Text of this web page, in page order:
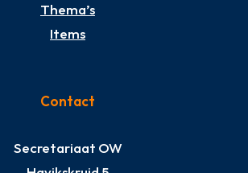
Thema’s
Items
Contact
Secretariaat OW